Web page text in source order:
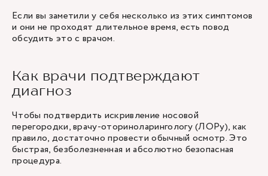
Если вы заметили у себя несколько из этих симптомов
и они не проходят длительное время, есть повод
обсудить это с врачом.
Как врачи подтверждают
диагноз
Чтобы подтвердить искривление носовой
перегородки,врачу-оториноларингологу (ЛОРу), как
правило, достаточно провести обычный осмотр. Это
быстрая, безболезненная и абсолютно безопасная
процедура.